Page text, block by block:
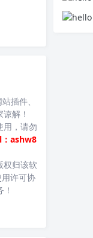
插件、
解！
用，请勿
：ashw8
权归该软
许可协